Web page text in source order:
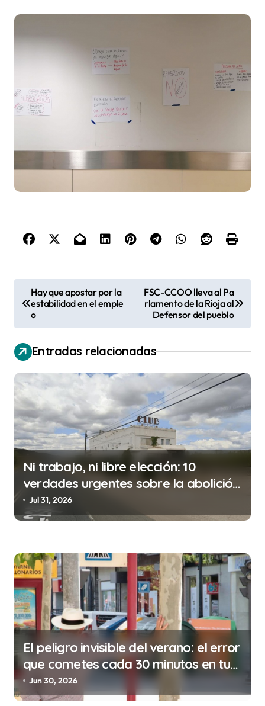
a
v
e
g
a
c
i
ó
n
e
e
t
r
a
d
a
s
Hay que apostar por la
estabilidad en el emple
o
FSC-CCOO lleva al Pa
rlamento de la Rioja al
Defensor del pueblo
Entradas relacionadas
Ni trabajo, ni libre elección: 10
verdades urgentes sobre la abolición
de la prostitución
Jul 31, 2026
El peligro invisible del verano: el error
que cometes cada 30 minutos en tu
trabajo (y la ilegalidad que te puede
costar la vida)
Jun 30, 2026